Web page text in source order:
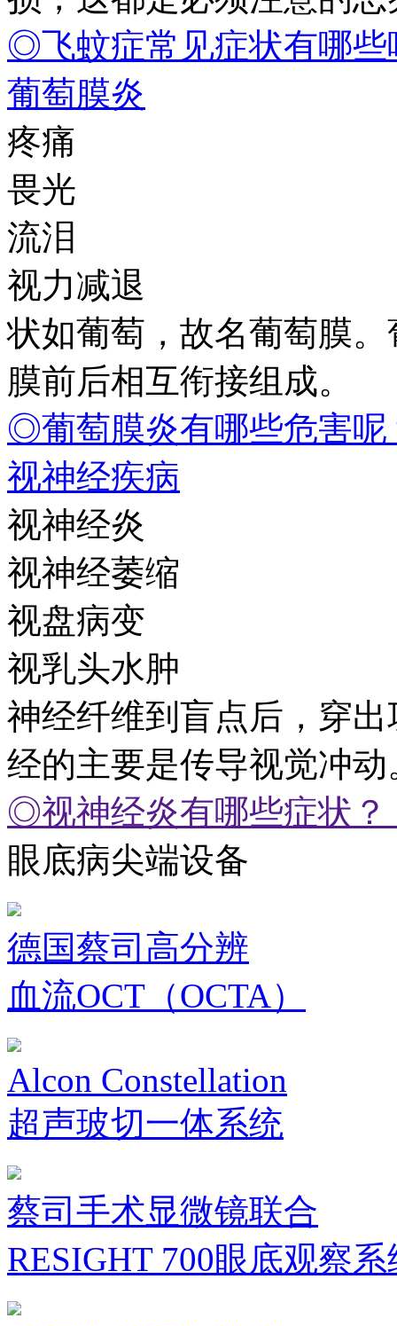
◎飞蚊症常见症状有哪
葡萄膜炎
疼痛
畏光
流泪
视力减退
状如葡萄，故名葡萄膜
膜前后相互衔接组成。
◎葡萄膜炎有哪些危害
视神经疾病
视神经炎
视神经萎缩
视盘病变
视乳头水肿
神经纤维到盲点后，穿
经的主要是传导视觉冲动
◎视神经炎有哪些症状？
眼底病尖端设备
德国蔡司高分辨
血流OCT（OCTA）
Alcon Constellation
超声玻切一体系统
蔡司手术显微镜联合
RESIGHT 700眼底观察系